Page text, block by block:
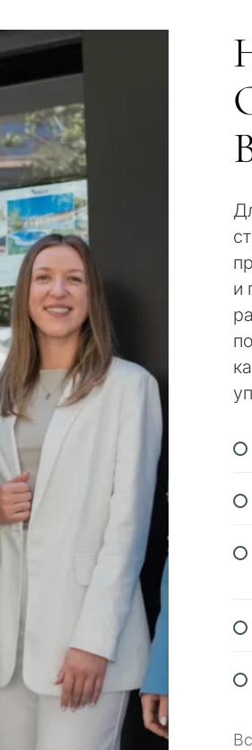
и
в
— мы подберём
запрос с учётом
нюансов
• Под ваш
с вами в